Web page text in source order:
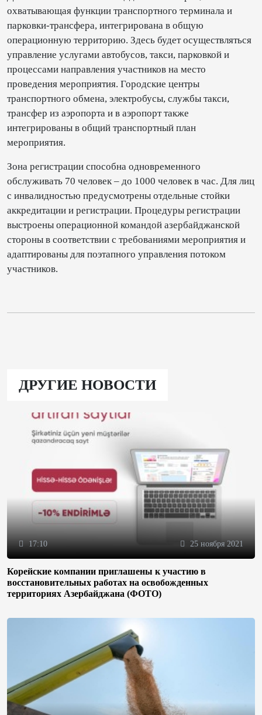
охватывающая функции транспортного терминала и
парковки-трансфера, интегрирована в общую
операционную территорию. Здесь будет осуществляться
управление услугами автобусов, такси, парковкой и
процессами направления участников на место
проведения мероприятия. Городские центры
транспортного обмена, электробусы, службы такси,
трансфер из аэропорта и в аэропорт также
интегрированы в общий транспортный план
мероприятия.
Зона регистрации способна одновременного
обслуживать 70 человек – до 1000 человек в час. Для лиц
с инвалидностью предусмотрены отдельные стойки
аккредитации и регистрации. Процедуры регистрации
выстроены операционной командой азербайджанской
стороны в соответствии с требованиями мероприятия и
адаптированы для поэтапного управления потоком
участников.
ДРУГИЕ НОВОСТИ
17:10 25 ноября 2021
Корейские компании приглашены к участию в
восстановительных работах на освобожденных
территориях Азербайджана (ФОТО)